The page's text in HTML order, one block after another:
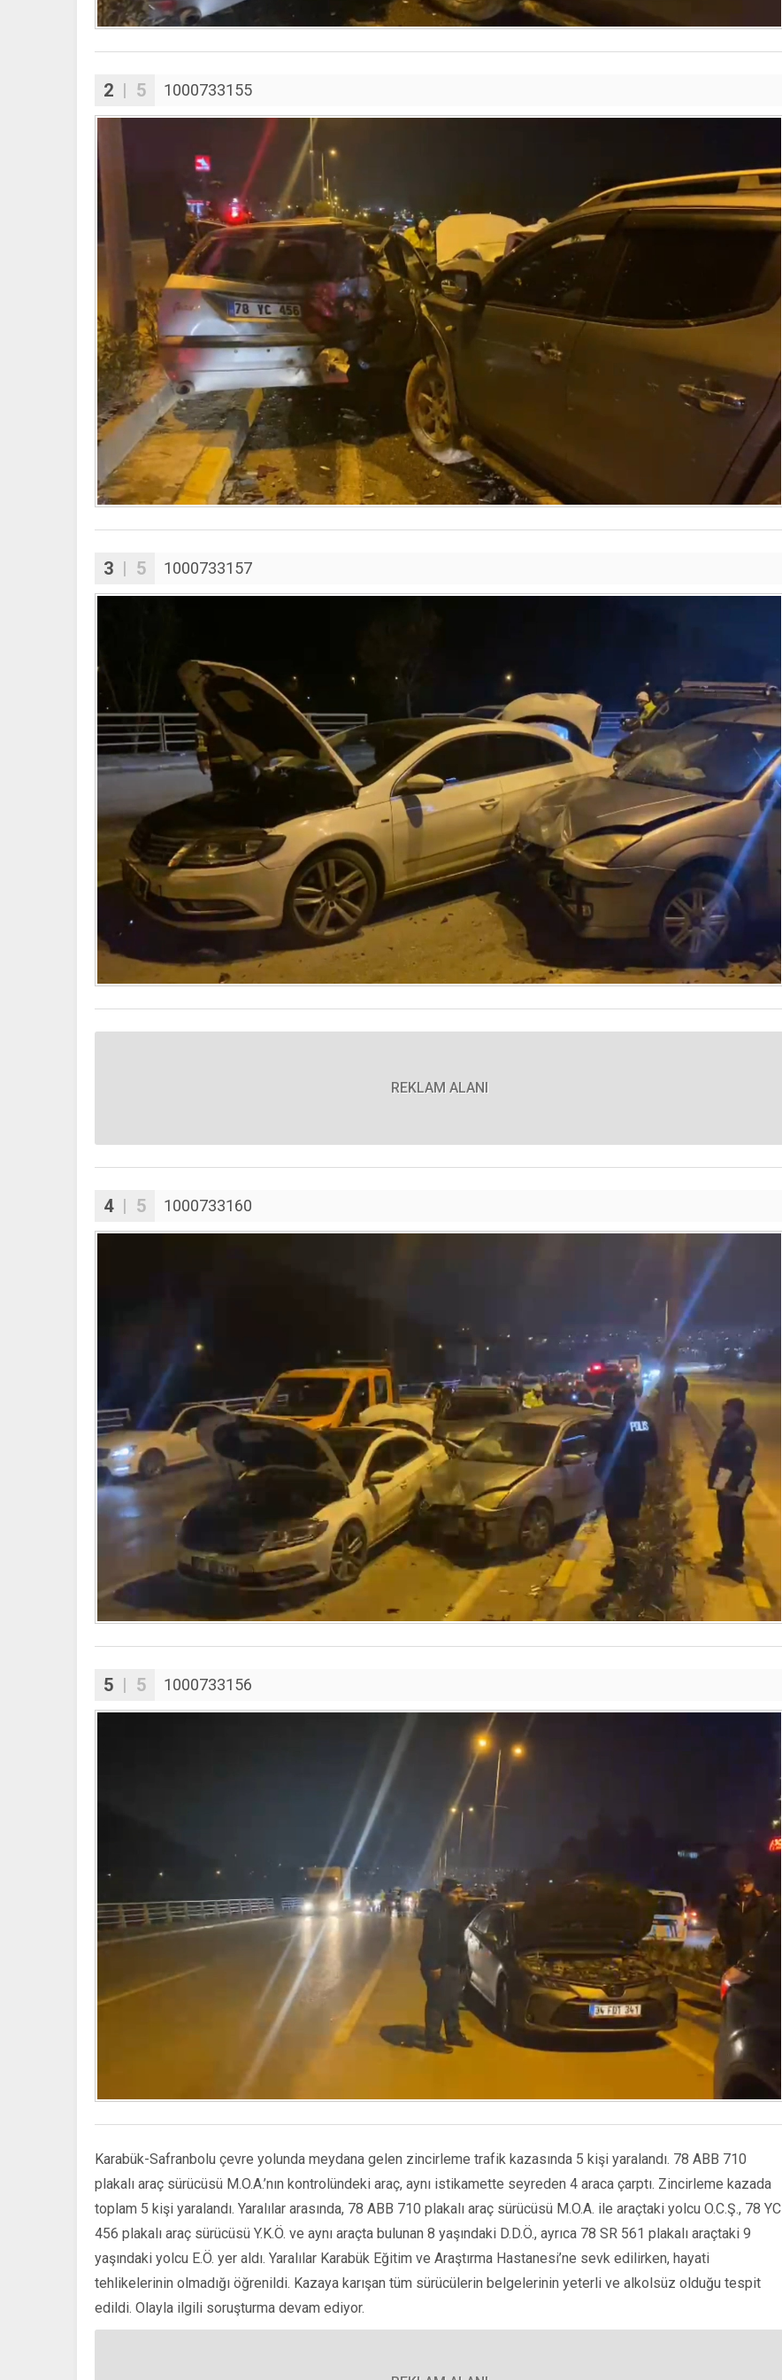
2 | 5 1000733155
3 | 5 1000733157
REKLAM ALANI
4| 5 1000733160
5 | 5 1000733156
Karabük-Safranbolu çevre yolunda meydana gelen zincirleme trafik kazasında 5 kişi yaralandı. 78 ABB 710
plakalı araç sürücüsü M.O.A.’nın kontrolündeki araç, aynı istikamette seyreden 4 araca çarptı. Zincirleme kazada
toplam 5 kişi yaralandı. Yaralılar arasında, 78 ABB 710 plakalı araç sürücüsü M.O.A. ile araçtaki yolcu O.C.Ş., 78 YC
456 plakalı araç sürücüsü Y.K.Ö. ve aynı araçta bulunan 8 yaşındaki D.D.Ö., ayrıca 78 SR 561 plakalı araçtaki 9
yaşındaki yolcu E.Ö. yer aldı. Yaralılar Karabük Eğitim ve Araştırma Hastanesi’ne sevk edilirken, hayati
tehlikelerinin olmadığı öğrenildi. Kazaya karışan tüm sürücülerin belgelerinin yeterli ve alkolsüz olduğu tespit
edildi. Olayla ilgili soruşturma devam ediyor.